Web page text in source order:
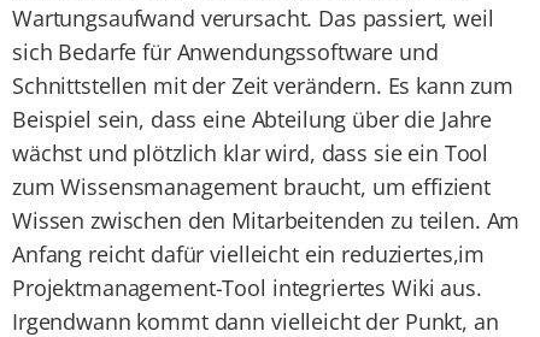
Wartungsaufwand verursacht. Das passiert, weil
sich Bedarfe für Anwendungssoftware und
Schnittstellen mit der Zeit verändern. Es kann zum
Beispiel sein, dass eine Abteilung über die Jahre
wächst und plötzlich klar wird, dass sie ein Tool
zum Wissensmanagement braucht, um effizient
Wissen zwischen den Mitarbeitenden zu teilen. Am
Anfang reicht dafür vielleicht ein reduziertes,im
Projektmanagement-Tool integriertes Wiki aus.
Irgendwann kommt dann vielleicht der Punkt, an